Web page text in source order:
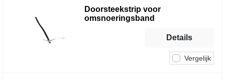
Doorsteekstrip voor
omsnoeringsband
Vergelijk
Details